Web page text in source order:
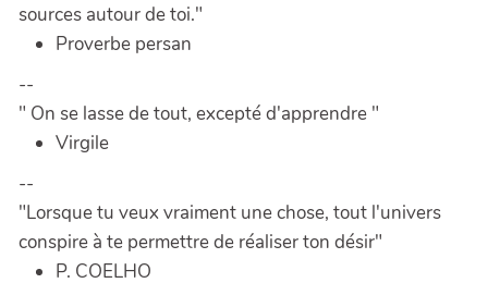
sources autour de toi."
Proverbe persan
--
" On se lasse de tout, excepté d'apprendre "
Virgile
--
"Lorsque tu veux vraiment une chose, tout l'univers
conspire à te permettre de réaliser ton désir"
P. COELHO